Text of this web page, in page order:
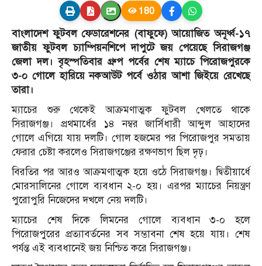
180
বাংলাদেশ ফুটবল ফেডারেশনের (বাফুফে) আয়োজিত অনূর্ধ্ব-১৭
জাতীয় ফুটবল চ্যাম্পিয়নশিপে দাপুটে জয় পেয়েছে সিরাজগঞ্জ
জেলা দল। বৃহস্পতিবার গ্রুপ পর্বের শেষ ম্যাচে পিরোজপুরকে
৩-০ গোলে হারিয়ে নকআউট পর্বে ওঠার আশা জিইয়ে রেখেছে
তারা।
ম্যাচের শুরু থেকেই আক্রমণাত্মক ফুটবল খেলতে থাকে
সিরাজগঞ্জ। প্রথমার্ধের ১৪ নম্বর জার্সিধারী আব্দুল আহাদের
গোলে এগিয়ে যায় দলটি। গোল হজমের পর পিরোজপুর সমতায়
ফেরার চেষ্টা করলেও সিরাজগঞ্জের রক্ষণভাগ ছিল দৃঢ়।
বিরতির পর আরও আক্রমণাত্মক হয়ে ওঠে সিরাজগঞ্জ। দ্বিতীয়ার্ধে
মোরসালিনের গোলে ব্যবধান ২-০ হয়। এরপর ম্যাচের নিয়ন্ত্রণ
পুরোপুরি নিজেদের দখলে নেয় দলটি।
ম্যাচের শেষ দিকে লিমনের গোলে ব্যবধান ৩-০ হলে
পিরোজপুরের প্রত্যাবর্তনের সব সম্ভাবনা শেষ হয়ে যায়। শেষ
পর্যন্ত এই ব্যবধানেই জয় নিশ্চিত করে সিরাজগঞ্জ।